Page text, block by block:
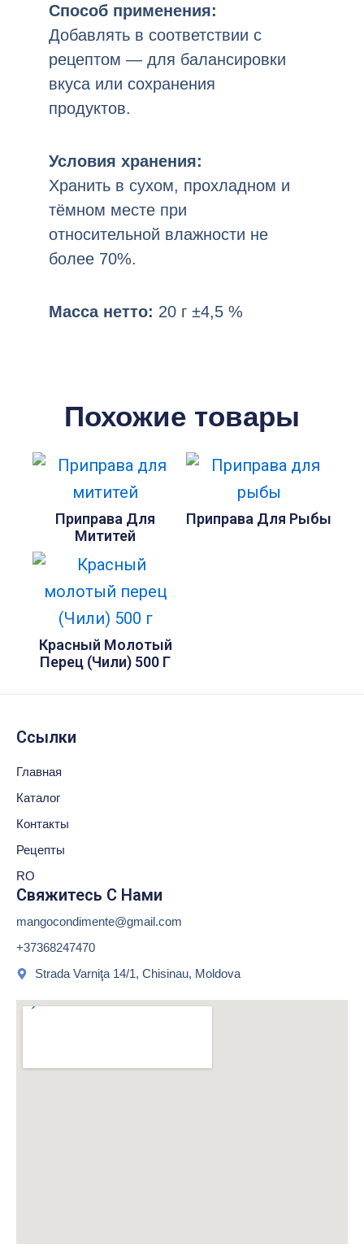
Способ применения:
Добавлять в соответствии с
рецептом — для балансировки
вкуса или сохранения
продуктов.
Условия хранения:
Хранить в сухом, прохладном и
тёмном месте при
относительной влажности не
более 70%.
Масса нетто: 20 г ±4,5 %
Похожие товары
Приправа Для
Мититей
Приправа Для Рыбы
Красный Молотый
Перец (Чили) 500 Г
Ссылки
Главная
Каталог
Контакты
Рецепты
RO
Свяжитесь С Нами
mangocondimente@gmail.com
+37368247470
Strada Varniţa 14/1, Chisinau, Moldova